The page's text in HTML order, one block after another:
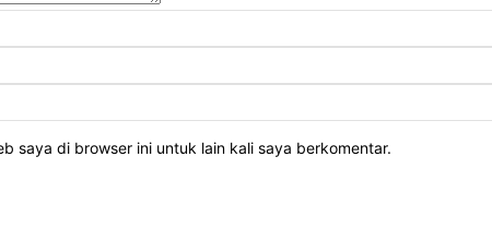
saya di browser ini untuk lain kali saya berkomentar.